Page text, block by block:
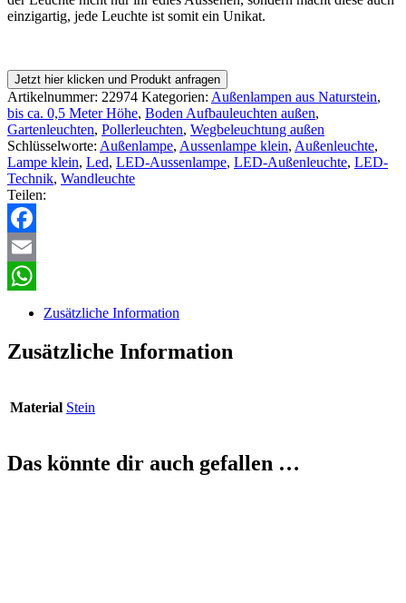
einzigartig, jede Leuchte ist somit ein Unikat.
Jetzt hier klicken und Produkt anfragen
Artikelnummer: 22974 Kategorien: Außenlampen aus Naturstein,
bis ca. 0,5 Meter Höhe, Boden Aufbauleuchten außen,
Gartenleuchten, Pollerleuchten, Wegbeleuchtung außen
Schlüsselworte: Außenlampe, Aussenlampe klein, Außenleuchte,
Lampe klein, Led, LED-Aussenlampe, LED-Außenleuchte, LED-
Technik, Wandleuchte
Teilen:
Facebook
Email
WhatsApp
Zusätzliche Information
Zusätzliche Information
Material Stein
Das könnte dir auch gefallen …